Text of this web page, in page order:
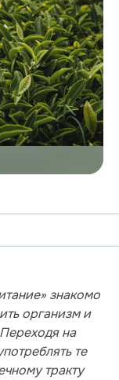
знакомо
организм и
на
те
тракту